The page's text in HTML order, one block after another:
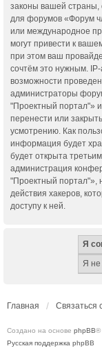
законы вашей страны,
для форумов «Форум
или международное
могут привести к
при этом ваш
сочтём это нужным.
возможности
администраторы
"Проектный портал"»
перенести или
усмотрению. Как
информация будет
будет открыта
администрация
"Проектный портал"»,
действия хакеров,
доступу к ней.
Главная Связаться
Создано на основе phpBB®
Русская поддержка phpBB